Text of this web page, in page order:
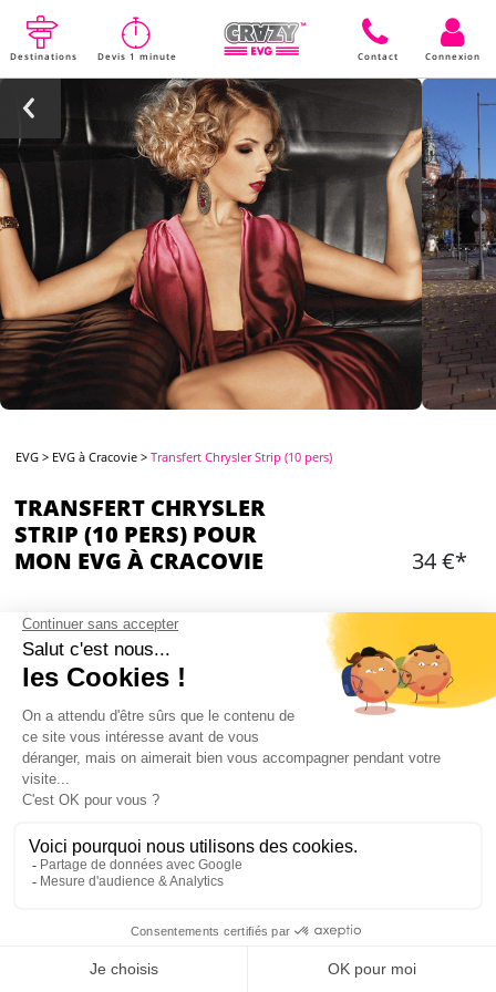
Destinations Devis 1 minute Contact Connexion
EVG > EVG à Cracovie >Transfert Chrysler Strip (10 pers)
TRANSFERT CHRYSLER
STRIP (10 PERS) POUR
MON EVG À CRACOVIE
34 €*
OPTIONS ADDITIONNELLES
CONTENU
Transfert aéroport dans une Limousine Chrysler
1 bouteille de vin pétillant à bord
Présence de votre guide locale
Mon EVG à Cracovie